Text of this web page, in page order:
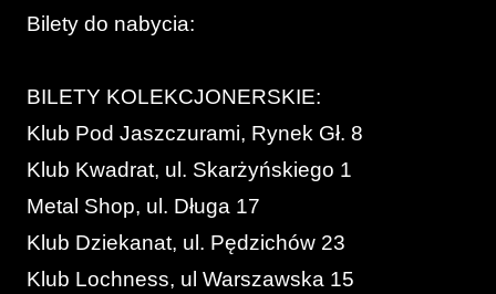
Bilety do nabycia:
BILETY KOLEKCJONERSKIE:
Klub Pod Jaszczurami, Rynek Gł. 8
Klub Kwadrat, ul. Skarżyńskiego 1
Metal Shop, ul. Długa 17
Klub Dziekanat, ul. Pędzichów 23
Klub Lochness, ul Warszawska 15